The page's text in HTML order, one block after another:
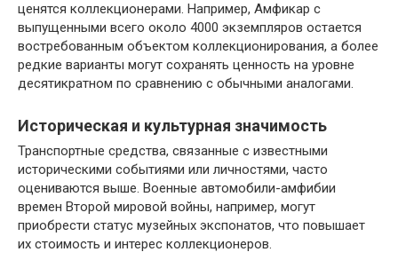
ценятся коллекционерами. Например, Амфикар с
выпущенными всего около 4000 экземпляров остается
востребованным объектом коллекционирования, а более
редкие варианты могут сохранять ценность на уровне
десятикратном по сравнению с обычными аналогами.
Историческая и культурная значимость
Транспортные средства, связанные с известными
историческими событиями или личностями, часто
оцениваются выше. Военные автомобили-амфибии
времен Второй мировой войны, например, могут
приобрести статус музейных экспонатов, что повышает
их стоимость и интерес коллекционеров.